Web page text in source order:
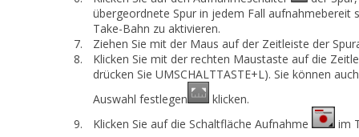
übergeordnete Spur in jedem Fall aufnahmebereit
Take-Bahn zu aktivieren.
7.
Ziehen Sie mit der Maus auf der Zeitleiste der
8.
Klicken Sie mit der rechten Maustaste auf die
drücken Sie UMSCHALTTASTE+L). Sie können
Auswahl festlegen
klicken.
9.
Klicken Sie auf die Schaltfläche Aufnahme
im